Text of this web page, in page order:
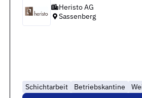
Heristo AG
Sassenberg
Schichtarbeit Betriebskantine